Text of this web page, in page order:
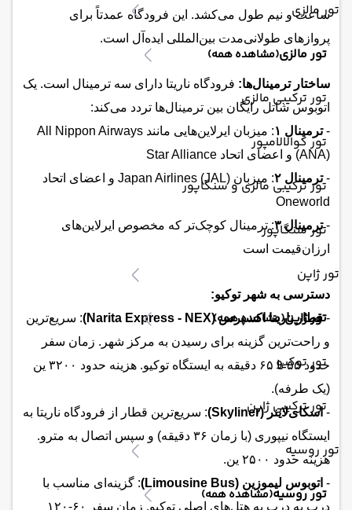
تور مالزی
تور مالزی(مشاهده همه)
تور ترکیبی مالزی
تور کوالالامپور
تور ترکیبی مالزی و سنگاپور
تور سنگاپور
تور ژاپن
تور ژاپن(مشاهده همه)
تور توکیو
تور ترکیبی ژاپن
تور روسیه
تور روسیه(مشاهده همه)
ساعت و نیم طول می‌کشد. این فرودگاه عمدتاً برای
پروازهای طولانی‌مدت بین‌المللی ایده‌آل است.
ساختار ترمینال‌ها: فرودگاه ناریتا دارای سه ترمینال است. یک
اتوبوس شاتل رایگان بین ترمینال‌ها تردد می‌کند:
-ترمینال ۱
: میزبان ایرلاین‌هایی مانند All Nippon Airways
(ANA) و اعضای اتحاد Star Alliance
-ترمینال ۲
: میزبان Japan Airlines (JAL) و اعضای اتحاد
Oneworld
-ترمینال ۳ : ترمینال کوچک‌تر که مخصوص ایرلاین‌های
ارزان‌قیمت است
دسترسی به شهر توکیو:
-قطار ناریتا اکسپرس (Narita Express - NEX)
: سریع‌ترین
و راحت‌ترین گزینه برای رسیدن به مرکز شهر. زمان سفر
حدود ۵۵ تا ۶۵ دقیقه به ایستگاه توکیو. هزینه حدود ۳۲۰۰ ین
(یک طرفه).
-اسکای‌لاینر (Skyliner)
: سریع‌ترین قطار از فرودگاه ناریتا به
ایستگاه نیپوری (با زمان ۳۶ دقیقه) و سپس اتصال به مترو.
هزینه حدود ۲۵۰۰ ین.
- اتوبوس لیموزین (Limousine Bus)
: گزینه‌ای مناسب با
درب به درب به هتل‌های اصلی توکیو. زمان سفر ۶۰-۱۲۰